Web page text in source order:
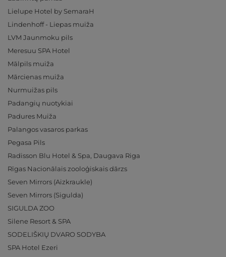
Lielupe Hotel by SemaraH
Lindenhoff - Liepas muiža
LVM Jaunmoku pils
Meresuu SPA Hotel
Mālpils muiža
Mārcienas muiža
Nurmuižas pils
Padangių nuotykiai
Padures Muiža
Palangos vasaros parkas
Pegasa Pils
Radisson Blu Hotel & Spa, Daugava Riga
Rīgas Nacionālais zooloģiskais dārzs
Seven Mirrors (Aizkraukle)
Seven Mirrors (Sigulda)
SIGULDA ZOO
Silene Resort & SPA
SODELIŠKIŲ DVARO SODYBA
SPA Hotel Ezeri